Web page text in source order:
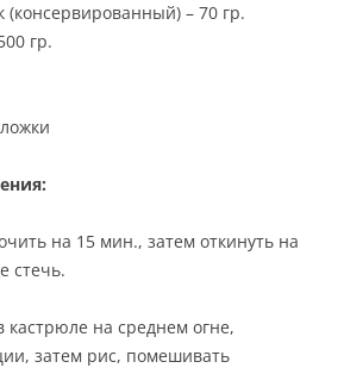
– 70 гр.
гр.
на 15 мин., затем откинуть на
стечь.
кастрюле на среднем огне,
затем рис, помешивать